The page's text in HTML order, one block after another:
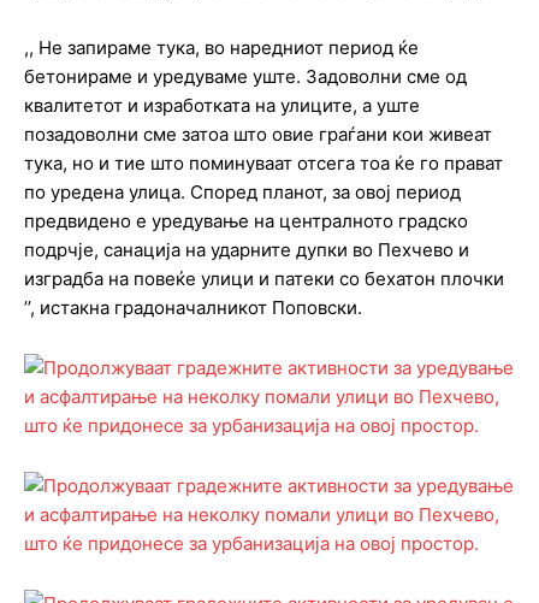
,, Не запираме тука, во наредниот период ќе
бетонираме и уредуваме уште. Задоволни сме од
квалитетот и изработката на улиците, а уште
позадоволни сме затоа што овие граѓани кои живеат
тука, но и тие што поминуваат отсега тоа ќе го прават
по уредена улица. Според планот, за овој период
предвидено е уредување на централното градско
подрчје, санација на ударните дупки во Пехчево и
изградба на повеќе улици и патеки со бехатон плочки
’’, истакна градоначалникот Поповски.